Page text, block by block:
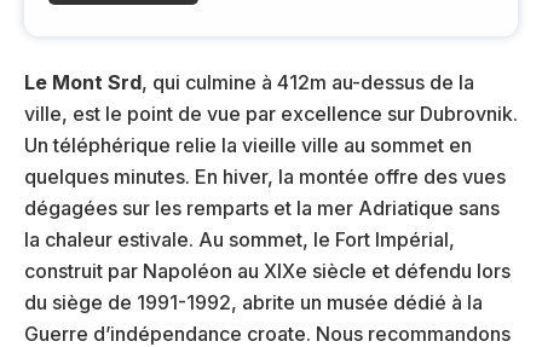
Le Mont Srd, qui culmine à 412m au-dessus de la
ville, est le point de vue par excellence sur Dubrovnik.
Un téléphérique relie la vieille ville au sommet en
quelques minutes. En hiver, la montée offre des vues
dégagées sur les remparts et la mer Adriatique sans
la chaleur estivale. Au sommet, le Fort Impérial,
construit par Napoléon au XIXe siècle et défendu lors
du siège de 1991-1992, abrite un musée dédié à la
Guerre d’indépendance croate. Nous recommandons